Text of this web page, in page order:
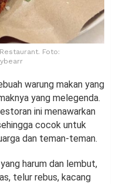
Foto:
warung makan yang
yang melegenda.
ini menawarkan
cocok untuk
dan teman-teman.
harum dan lembut,
telur rebus, kacang